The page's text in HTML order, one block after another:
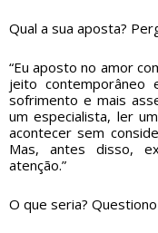
Qual a sua aposta?
“Eu aposto no amor
jeito
sofrimento e mais
um especialista, ler
acontecer sem
Mas, antes disso,
atenção.”
O que seria?